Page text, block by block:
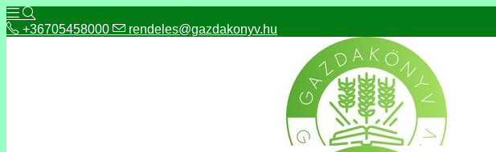
+36705458000 rendeles@gazdakonyv.hu